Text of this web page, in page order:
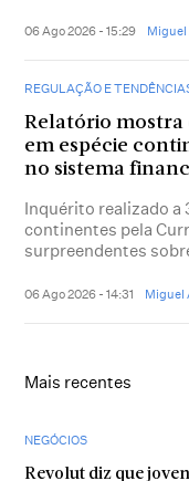
06 Ago 2026 - 15:29 Miguel
REGULAÇÃO E
Relatório mostra
em espécie
no sistema
Inquérito realizado a
continentes pela
surpreendentes
06 Ago 2026 - 14:31 Miguel
Mais recentes
NEGÓCIOS
Revolut diz que